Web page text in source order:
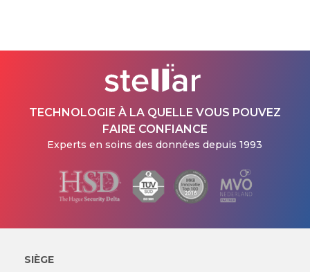
TECHNOLOGIE À LA QUELLE VOUS POUVEZ
FAIRE CONFIANCE
Experts en soins des données depuis 1993
SIÈGE